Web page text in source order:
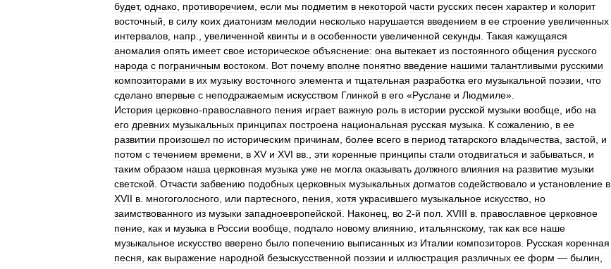
будет, однако противоречием если мы подметим в некоторой части русских песен характер и колорит
восточный
в силу коих диатонизм мелодии несколько нарушается введением в ее строение увеличенных
интервалов напр увеличенной квинты и в особенности увеличенной секунды Такая кажущаяся
аномалия опять имеет свое историческое объяснение: она вытекает из постоянного общения русского
народа с пограничным востоком Вот почему вполне понятно введение нашими талантливыми русскими
композиторами в их музыку восточного элемента и тщательная разработка его музыкальной поэзии что
сделано впервые с неподражаемым искусством Глинкой в его «Руслане и Людмиле».
История церковно-православного пения играет важную роль в истории русской музыки вообще ибо на
его древних музыкальных принципах построена национальная русская музыка К сожалению в ее
развитии произошел по историческим причинам более всего в период татарского владычества застой
и
потом с течением времени в XV и XVI вв эти коренные принципы стали отодвигаться и забываться
и
таким образом наша церковная музыка уже не могла оказывать должного влияния на развитие музыки
светской Отчасти забвению подобных церковных музыкальных догматов содействовало и установление в
XVII в многоголосного или партесного пения хотя украсившего музыкальное искусство но
заимствованного из музыки западноевропейской Наконец во 2-й пол XVIII в православное церковное
пение как и музыка в России вообще подпало новому влиянию итальянскому, так как все наше
музыкальное искусство вверено было попечению выписанных из Италии композиторов Русская коренная
песня
как выражение народной безыскусственной поэзии и иллюстрация различных ее форм — былин